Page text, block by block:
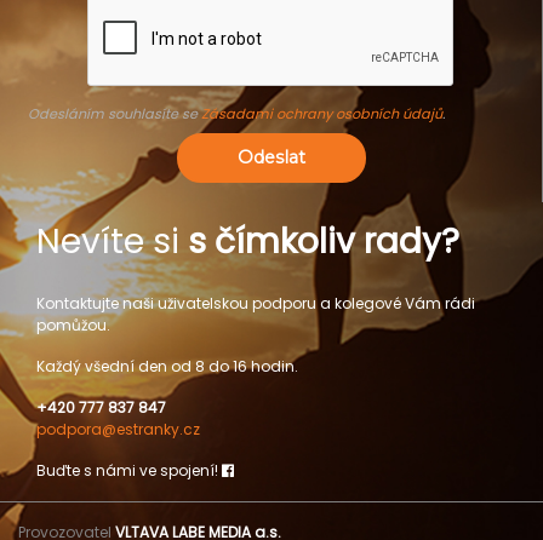
Odesláním souhlasíte seZásadami ochrany osobních údajů.
Odeslat
Nevíte si s čímkoliv rady?
Kontaktujte naši uživatelskou podporu a kolegové Vám rádi
pomůžou.
Každý všední den od 8 do 16 hodin.
+420 777 837 847
podpora@estranky.cz
Buďte s námi ve spojení!
Provozovatel VLTAVA LABE MEDIA a.s.